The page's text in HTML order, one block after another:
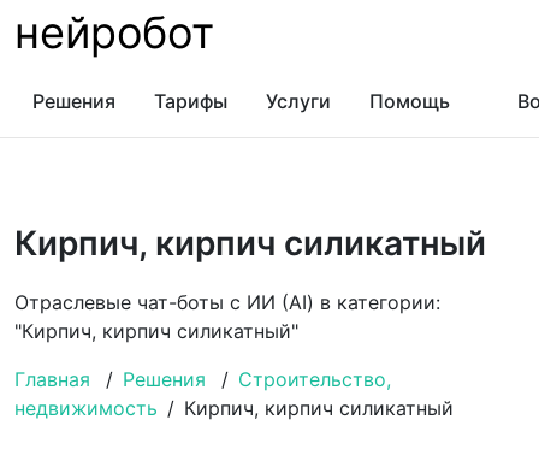
нейробот
Решения Тарифы Услуги Помощь
Кирпич, кирпич силикатный
Отраслевые чат-боты с ИИ (AI) в категории:
"Кирпич, кирпич силикатный"
Главная
/ Решения / Строительство,
недвижимость / Кирпич, кирпич силикатный